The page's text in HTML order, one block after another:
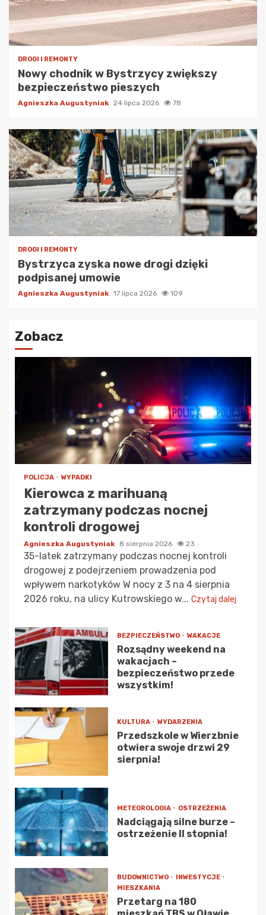
DROGI I REMONTY
Nowy chodnik w Bystrzycy zwiększy
bezpieczeństwo pieszych
Agnieszka Augustyniak 24 lipca 2026 78
DROGI I REMONTY
Bystrzyca zyska nowe drogi dzięki
podpisanej umowie
Agnieszka Augustyniak 17 lipca 2026 109
Zobacz
POLICJA WYPADKI
Kierowca z marihuaną
zatrzymany podczas nocnej
kontroli drogowej
Agnieszka Augustyniak 8 sierpnia 2026 23
35-latek zatrzymany podczas nocnej kontroli
drogowej z podejrzeniem prowadzenia pod
wpływem narkotyków W nocy z 3 na 4 sierpnia
2026 roku, na ulicy Kutrowskiego w... Czytaj dalej
BEZPIECZEŃSTWO WAKACJE
Rozsądny weekend na
wakacjach –
bezpieczeństwo przede
wszystkim!
KULTURA WYDARZENIA
Przedszkole w Wierzbnie
otwiera swoje drzwi 29
sierpnia!
METEOROLOGIA OSTRZEŻENIA
Nadciągają silne burze –
ostrzeżenie II stopnia!
BUDOWNICTWO
INWESTYCJE
MIESZKANIA
Przetarg na 180